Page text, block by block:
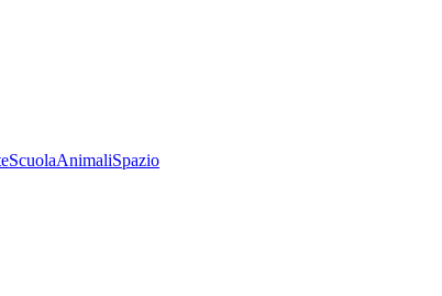
ScuolaAnimaliSpazio